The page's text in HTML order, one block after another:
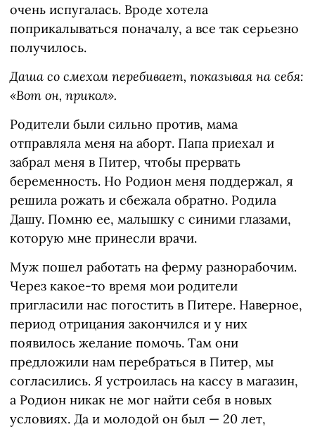
очень испугалась. Вроде хотела
поприкалываться поначалу, а все так серьезно
получилось.
Даша со смехом перебивает, показывая на себя:
«Вот он, прикол».
Родители были сильно против, мама
отправляла меня на аборт. Папа приехал и
забрал меня в Питер, чтобы прервать
беременность. Но Родион меня поддержал, я
решила рожать и сбежала обратно. Родила
Дашу. Помню ее, малышку с синими глазами,
которую мне принесли врачи.
Муж пошел работать на ферму разнорабочим.
Через какое-то время мои родители
пригласили нас погостить в Питере. Наверное,
период отрицания закончился и у них
появилось желание помочь. Там они
предложили нам перебраться в Питер, мы
согласились. Я устроилась на кассу в магазин,
а Родион никак не мог найти себя в новых
условиях. Да и молодой он был — 20 лет,